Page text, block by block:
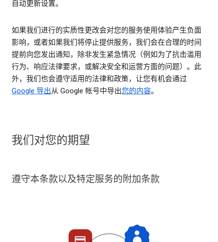
自动更新设置。
如果我们进行的实质性更改会对您的服务使用体验产生负面
影响，或者如果我们将停止提供服务，我们会在合理的时间
提前向您发出通知，除非发生紧急情况（例如为了抗击滥用
行为、响应法律要求，或解决安全和运营方面的问题）。此
外，我们也会遵守适用的法律和政策，让您有机会通过
Google 导出从 Google 帐号中导出您的内容。
我们对您的期望
遵守本条款以及特定服务的附加条款